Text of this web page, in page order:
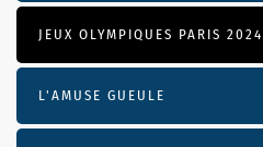
JEUX OLYMPIQUES PARIS 2024
L'AMUSE GUEULE